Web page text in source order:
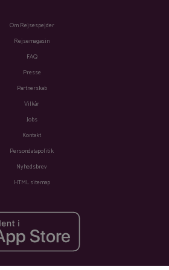
Om Rejsespejder
Rejsemagasin
FAQ
Presse
Partnerskab
Vilkår
Jobs
Kontakt
Persondatapolitik
Nyhedsbrev
HTML sitemap